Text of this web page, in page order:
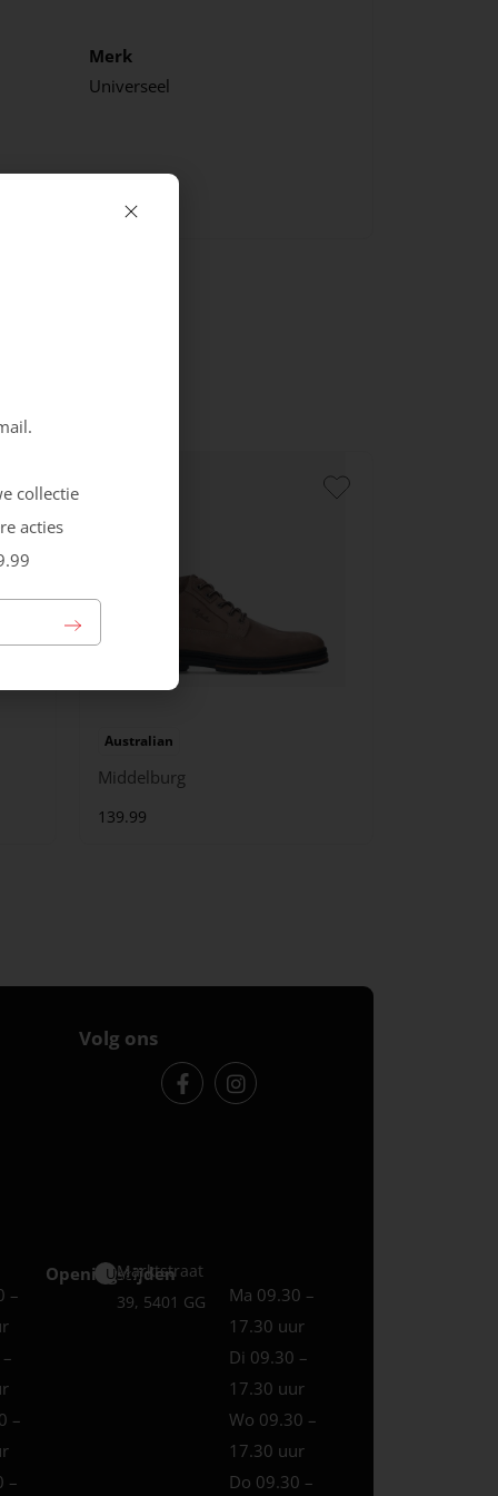
Merk
Universeel
Australian
Middelburg
139.99
Volg ons
–
–
–
Openingstijden
Uden
Marktstraat
39, 5401 GG
Ma 09.30 –
17.30 uur
Di 09.30 –
17.30 uur
Wo 09.30 –
17.30 uur
Do 09.30 –
collectie
acties